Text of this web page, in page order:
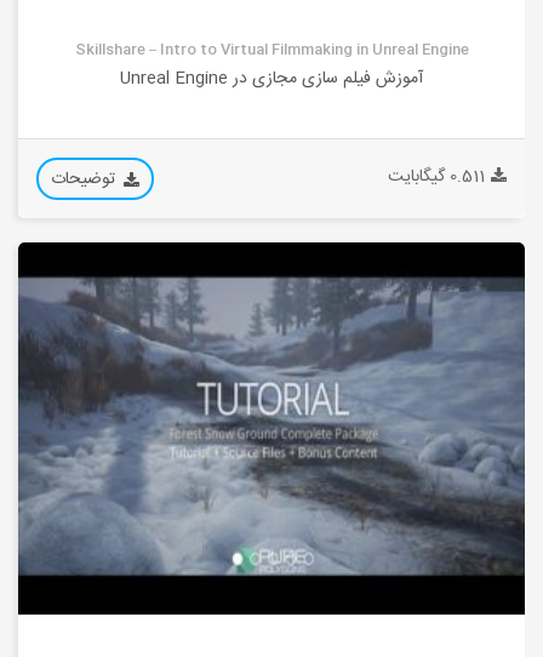
Skillshare – Intro to Virtual Filmmaking in Unreal Engine
آموزش فیلم سازی مجازی در Unreal Engine
0.511 گیگابایت توضیحات